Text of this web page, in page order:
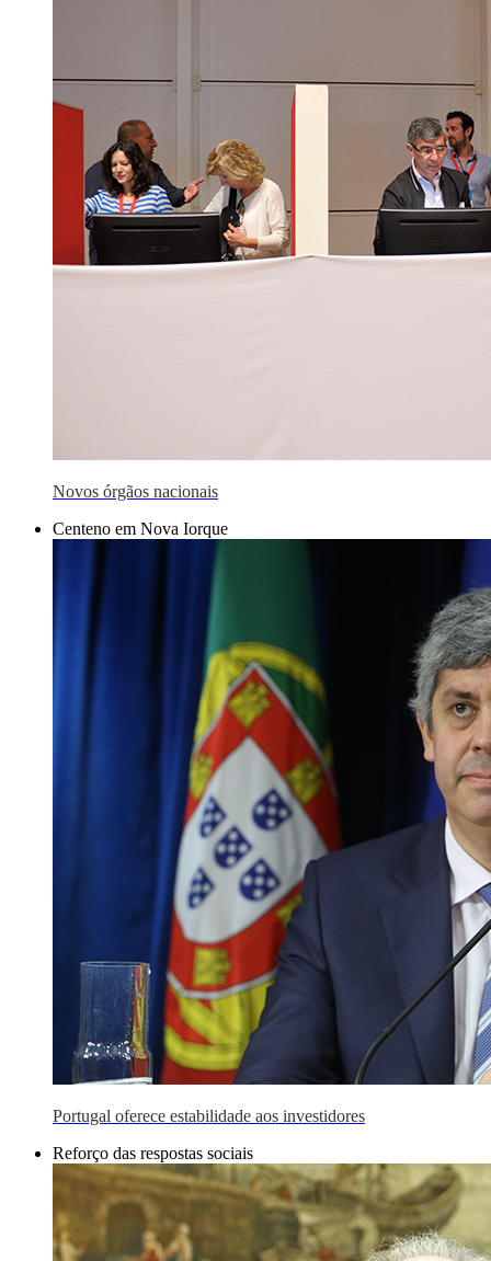
Novos órgãos nacionais
Centeno em Nova Iorque
Portugal oferece estabilidade aos investidores
Reforço das respostas sociais